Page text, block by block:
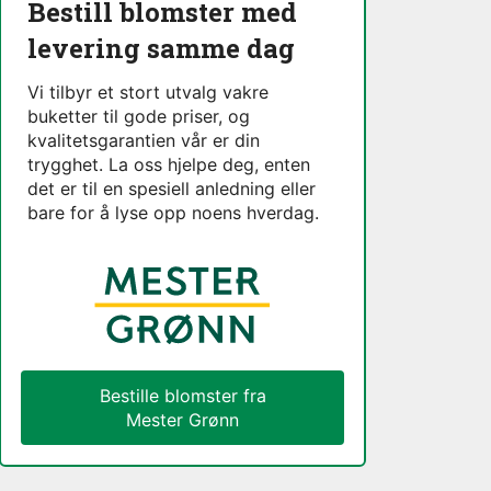
Bestill blomster med
levering samme dag
Vi tilbyr et stort utvalg vakre
buketter til gode priser, og
kvalitetsgarantien vår er din
trygghet. La oss hjelpe deg, enten
det er til en spesiell anledning eller
bare for å lyse opp noens hverdag.
Bestille blomster fra
Mester Grønn